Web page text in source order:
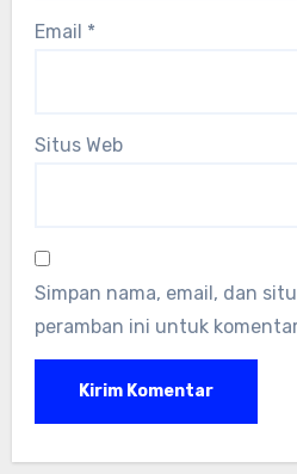
Email *
Situs Web
Simpan nama, email, dan
peramban ini untuk